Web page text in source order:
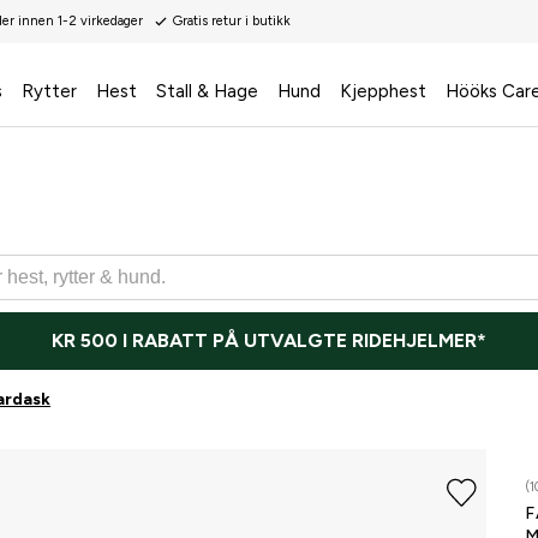
innen 1-2 virkedager Gratis retur i butikk
Rytter Hest Stall & Hage Hund Kjepphest Hööks
KR 500 I RABATT PÅ UTVALGTE RIDEHJELMER*